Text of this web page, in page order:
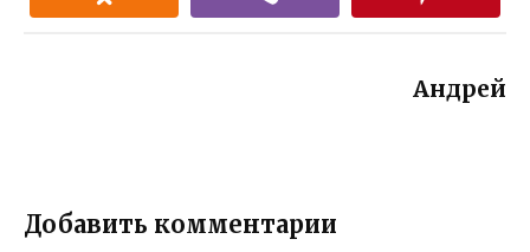
Андрей
Добавить комментарии